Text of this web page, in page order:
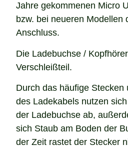
Jahre gekommenen Micro
bzw. bei neueren Modellen
Anschluss.
Die Ladebuchse /
Verschleißteil.
Durch das häufige Stecken
des Ladekabels nutzen
der Ladebuchse ab,
sich Staub am Boden der
der Zeit rastet der Stecker